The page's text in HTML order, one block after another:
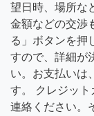
望日時、場所な
金額などの交渉
る」ボタンを押
すので、詳細が
い。お支払いは
す。 クレジッ
連絡ください。